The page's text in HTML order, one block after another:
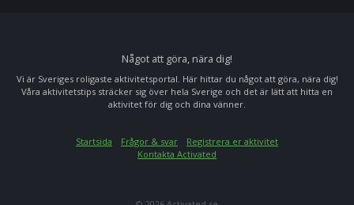
Något att göra, nära dig!
Vi är Sveriges roligaste aktivitetsportal. Här hittar du något att göra, nära dig!
Våra aktivitetstips sträcker sig över hela Sverige och det är lätt att hitta en
aktivitet för dig och dina vänner.
Startsida Frågor & svar
Registrera er aktivitet
Kontakta Activated